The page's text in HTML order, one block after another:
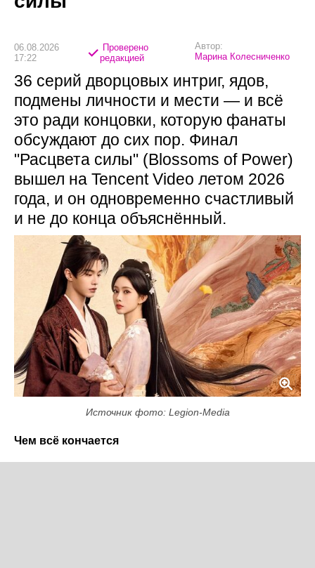
06.08.2026
17:22
Проверено
редакцией
Автор:
Марина Колесниченко
36 серий дворцовых интриг, ядов,
подмены личности и мести — и всё
это ради концовки, которую фанаты
обсуждают до сих пор. Финал
"Расцвета силы" (Blossoms of Power)
вышел на Tencent Video летом 2026
года, и он одновременно счастливый
и не до конца объяснённый.
Источник фото: Legion-Media
Чем всё кончается